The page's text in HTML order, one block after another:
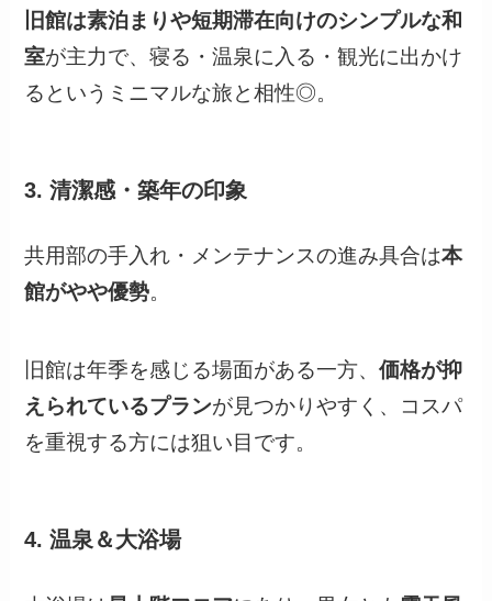
旧館は素泊まりや短期滞在向けのシンプルな和
室が主力で、寝る・温泉に入る・観光に出かけ
るというミニマルな旅と相性◎。
3. 清潔感・築年の印象
共用部の手入れ・メンテナンスの進み具合は本
館がやや優勢。
旧館は年季を感じる場面がある一方、価格が抑
えられているプランが見つかりやすく、コスパ
を重視する方には狙い目です。
4. 温泉＆大浴場